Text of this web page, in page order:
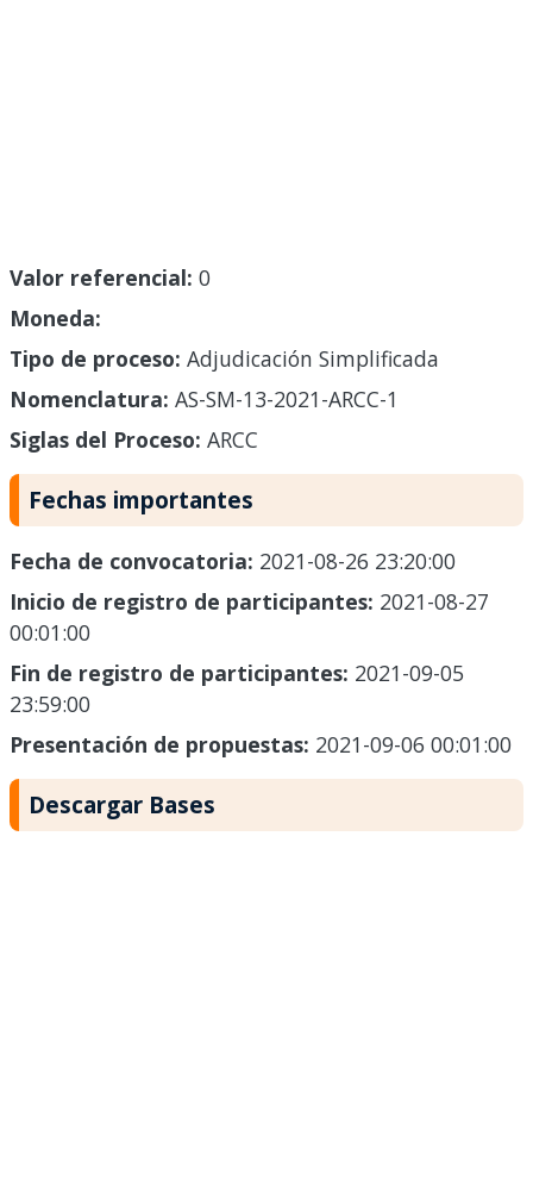
Valor referencial: 0
Moneda:
Tipo de proceso: Adjudicación Simplificada
Nomenclatura: AS-SM-13-2021-ARCC-1
Siglas del Proceso: ARCC
Fechas importantes
Fecha de convocatoria: 2021-08-26 23:20:00
Inicio de registro de participantes: 2021-08-27
00:01:00
Fin de registro de participantes: 2021-09-05
23:59:00
Presentación de propuestas: 2021-09-06 00:01:00
Descargar Bases